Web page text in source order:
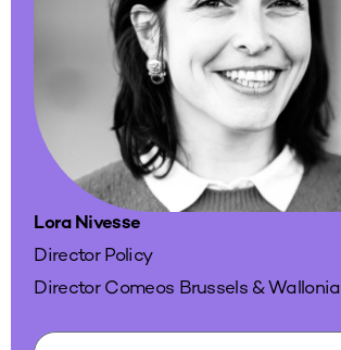
sujet
Lora Nivesse
Director Policy
Director Comeos Brussels & Wallonia